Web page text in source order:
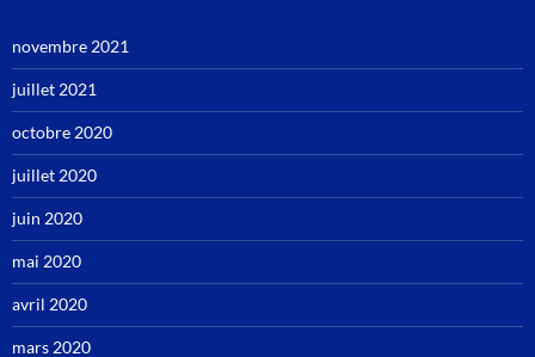
novembre 2021
juillet 2021
octobre 2020
juillet 2020
juin 2020
mai 2020
avril 2020
mars 2020